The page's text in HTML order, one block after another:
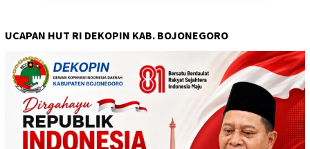
UCAPAN HUT RI DEKOPIN KAB. BOJONEGORO